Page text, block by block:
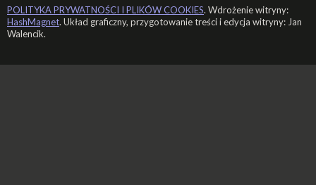
POLITYKA PRYWATNOŚCI I PLIKÓW COOKIES. Wdrożenie witryny:
HashMagnet. Układ graficzny, przygotowanie treści i edycja witryny: Jan
Walencik.